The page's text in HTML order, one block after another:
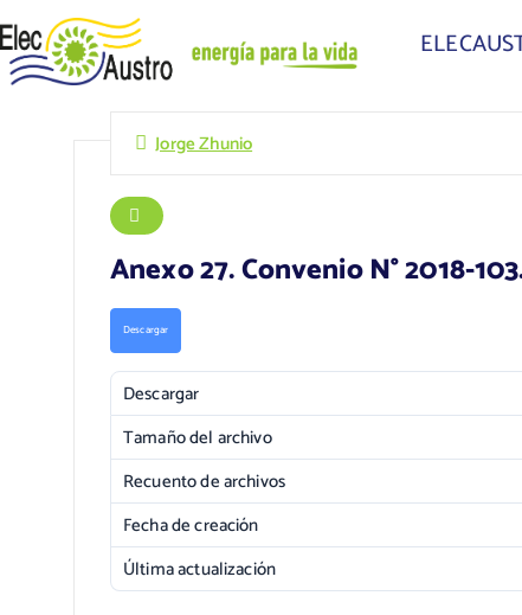
Jorge Zhunio
Anexo 27. Convenio N° 2018-
Descargar
Descargar
Tamaño del archivo
Recuento de archivos
Fecha de creación
Última actualización